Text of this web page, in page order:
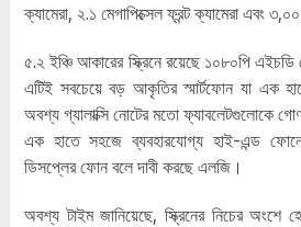
ক্যামেরা, ২.১ মেগাপিক্সেল ফ্রন্ট ক্যামেরা এবং
৫.২ ইঞ্চি আকারের স্ক্রিনে রয়েছে ১০৮০পি
এটিই সবচেয়ে বড় আকৃতির স্মার্টফোন যা এক
অবশ্য গ্যালাক্সি নোটের মতো ফ্যাবলেটগুলোকে
এক হাতে সহজে ব্যবহারযোগ্য হাই-এন্ড
ডিসপ্লের ফোন বলে দাবী করছে এলজি।
অবশ্য টাইম জানিয়েছে, স্ক্রিনের নিচের অংশে